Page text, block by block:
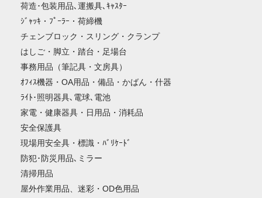
荷造･包装用品､運搬具､ｷｬｽﾀｰ
ｼﾞｬｯｷ・ﾌﾟｰﾗｰ・荷締機
チェンブロック・スリング・クランプ
はしご・脚立・踏台・足場台
事務用品（筆記具・文房具）
ｵﾌｨｽ機器・OA用品・備品・かばん・什器
ﾗｲﾄ･照明器具､電球､電池
家電・健康器具・日用品・消耗品
安全保護具
現場用安全具・標識・ﾊﾞﾘｹｰﾄﾞ
防犯･防災用品､ミラー
清掃用品
屋外作業用品、迷彩・OD色用品